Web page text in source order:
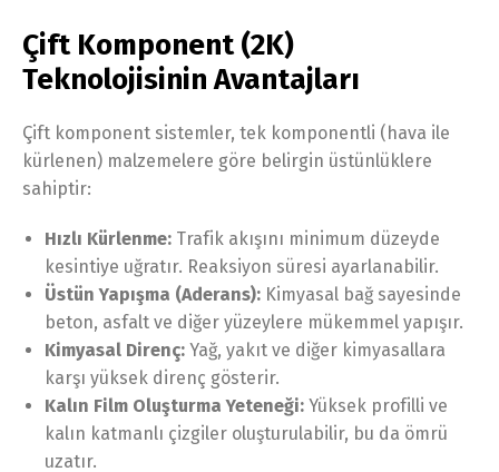
Çift Komponent (2K)
Teknolojisinin Avantajları
Çift komponent sistemler, tek komponentli (hava ile
kürlenen) malzemelere göre belirgin üstünlüklere
sahiptir:
Hızlı Kürlenme: Trafik akışını minimum düzeyde
kesintiye uğratır. Reaksiyon süresi ayarlanabilir.
Üstün Yapışma (Aderans): Kimyasal bağ sayesinde
beton, asfalt ve diğer yüzeylere mükemmel yapışır.
Kimyasal Direnç: Yağ, yakıt ve diğer kimyasallara
karşı yüksek direnç gösterir.
Kalın Film Oluşturma Yeteneği: Yüksek profilli ve
kalın katmanlı çizgiler oluşturulabilir, bu da ömrü
uzatır.